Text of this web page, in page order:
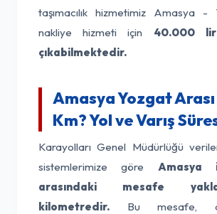
taşımacılık hizmetimiz Amasya -
nakliye hizmeti için 40.000
çıkabilmektedir.
Amasya Yozgat
Km? Yol ve Varış
Karayolları Genel Müdürlüğü
sistemlerimize göre Amasya
arasındaki mesafe
kilometredir. Bu mesafe,